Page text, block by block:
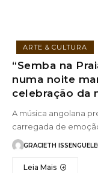
ARTE & CULTURA
“Semba na
numa noite
celebração da
A música angolana
carregada de
GRACIETH ISSENGUELE
Leia Mais